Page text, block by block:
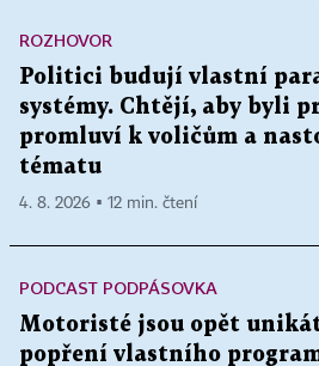
ROZHOVOR
Politici budují vlastní
systémy. Chtějí, aby byli
promluví k voličům a
tématu
4. 8. 2026 ▪ 12 min. čtení
PODCAST PODPÁSOVKA
Motoristé jsou opět
popření vlastního